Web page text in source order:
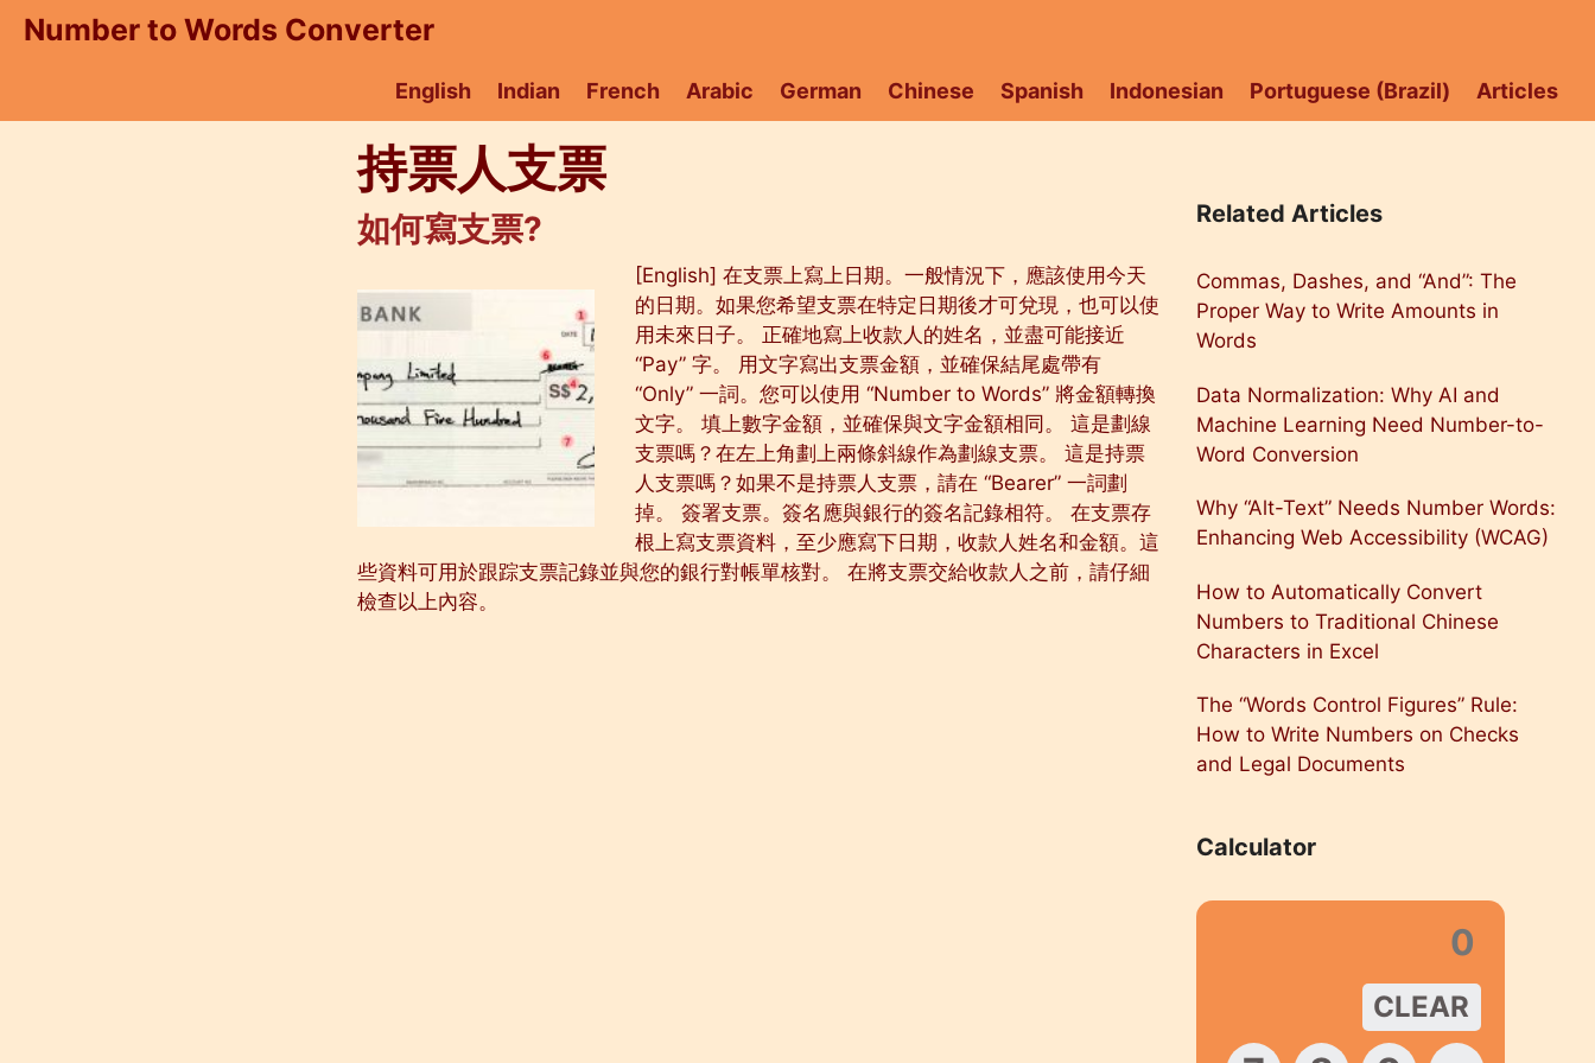
SkipNumber to Words Converter
English Indian French Arabic German Chinese Spanish Indonesian Portuguese (Brazil) Articles
持票人支票
如何寫支票?
[English] 在支票上寫上日期。一般情況下，應該使用今天
的日期。如果您希望支票在特定日期後才可兌現，也可以使
用未來日子。 正確地寫上收款人的姓名，並盡可能接近
“Pay” 字。 用文字寫出支票金額，並確保結尾處帶有
“Only” 一詞。您可以使用 “Number to Words” 將金額轉換
文字。 填上數字金額，並確保與文字金額相同。 這是劃線
支票嗎？在左上角劃上兩條斜線作為劃線支票。 這是持票
人支票嗎？如果不是持票人支票，請在 “Bearer” 一詞劃
掉。 簽署支票。簽名應與銀行的簽名記錄相符。 在支票存
根上寫支票資料，至少應寫下日期，收款人姓名和金額。這
些資料可用於跟踪支票記錄並與您的銀行對帳單核對。 在將支票交給收款人之前，請仔細
檢查以上內容。
Related Articles
Commas, Dashes, and “And”: The
Proper Way to Write Amounts in
Words
Data Normalization: Why AI and
Machine Learning Need Number-to-
Word Conversion
Why “Alt-Text” Needs Number Words:
Enhancing Web Accessibility (WCAG)
How to Automatically Convert
Numbers to Traditional Chinese
Characters in Excel
The “Words Control Figures” Rule:
How to Write Numbers on Checks
and Legal Documents
Calculator